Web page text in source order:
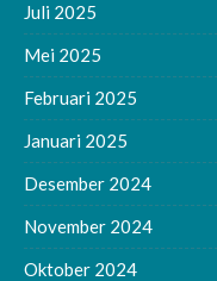
Juli 2025
Mei 2025
Februari 2025
Januari 2025
Desember 2024
November 2024
Oktober 2024